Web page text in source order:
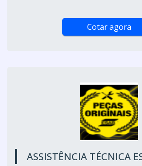
Cotar agora
ASSISTÊNCIA TÉCNICA